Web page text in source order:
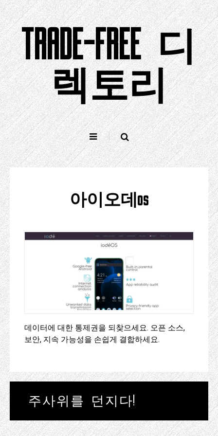
컨
텐
츠
로
건
너
뛰
기
TRADE-FREE 디
렉토리
아이오데os
데이터에 대한 통제권을 되찾으세요. 오픈 소스,
보안, 지속 가능성을 손쉽게 결합하세요.
주사위를 던지다!